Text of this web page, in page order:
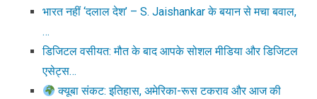
भारत नहीं ‘दलाल देश’ – S. Jaishankar के बयान से मचा बवाल,
…
डिजिटल वसीयत: मौत के बाद आपके सोशल मीडिया और डिजिटल
एसेट्स…
क्यूबा संकट: इतिहास, अमेरिका-रूस टकराव और आज की